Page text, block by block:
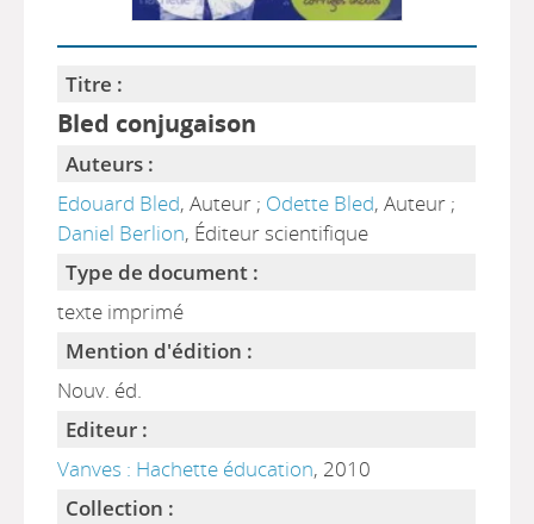
Titre :
Bled conjugaison
Auteurs :
Edouard Bled, Auteur ; Odette Bled, Auteur ;
Daniel Berlion, Éditeur scientifique
Type de document :
texte imprimé
Mention d'édition :
Nouv. éd.
Editeur :
Vanves : Hachette éducation, 2010
Collection :